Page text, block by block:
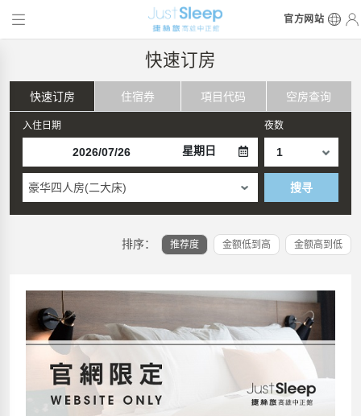
官方网站
快速订房
快速订房 住宿券 項目代码 空房查询
入住日期
星期日
夜数
豪华四人房(二大床) 搜寻
排序： 推荐度 金额低到高 金额高到低